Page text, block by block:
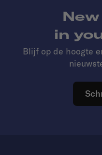
in
Blijf op de hoogte